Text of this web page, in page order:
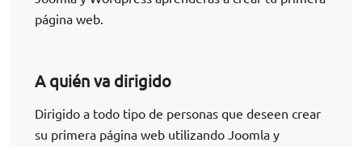
página web.
A quién va dirigido
Dirigido a todo tipo de personas que deseen crear
su primera página web utilizando Joomla y